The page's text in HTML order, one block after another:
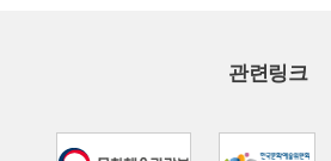
관련링크